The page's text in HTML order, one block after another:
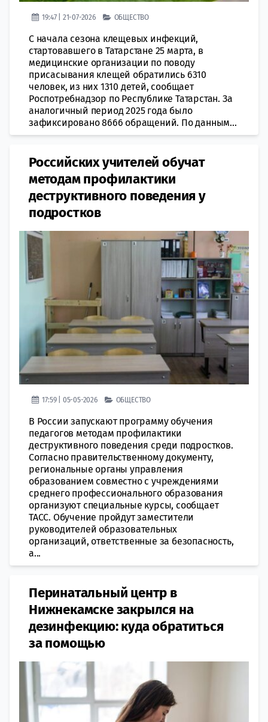
19:47 | 21-07-2026 ОБЩЕСТВО
С начала сезона клещевых инфекций,
стартовавшего в Татарстане 25 марта, в
медицинские организации по поводу
присасывания клещей обратились 6310
человек, из них 1310 детей, сообщает
Роспотребнадзор по Республике Татарстан. За
аналогичный период 2025 года было
зафиксировано 8666 обращений. По данным...
Российских учителей обучат
методам профилактики
деструктивного поведения у
подростков
17:59 | 05-05-2026 ОБЩЕСТВО
В России запускают программу обучения
педагогов методам профилактики
деструктивного поведения среди подростков.
Согласно правительственному документу,
региональные органы управления
образованием совместно с учреждениями
среднего профессионального образования
организуют специальные курсы, сообщает
ТАСС. Обучение пройдут заместители
руководителей образовательных
организаций, ответственные за безопасность,
а...
Перинатальный центр в
Нижнекамске закрылся на
дезинфекцию: куда обратиться
за помощью